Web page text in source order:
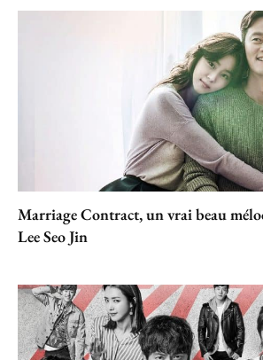
Marriage Contract, un vrai beau
Lee Seo Jin